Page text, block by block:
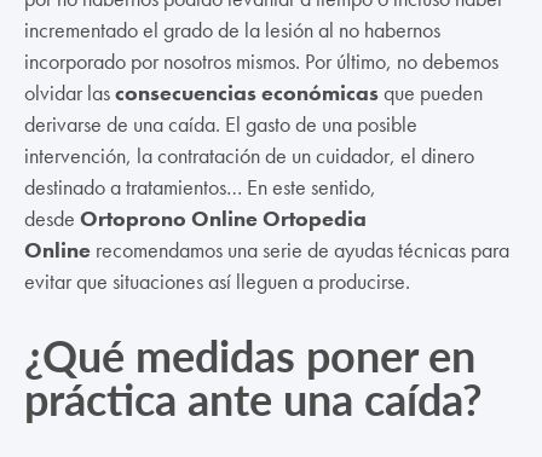
incrementado el grado de la lesión al no habernos
incorporado por nosotros mismos. Por último, no debemos
olvidar lasconsecuencias económicasque pueden
derivarse de una caída. El gasto de una posible
intervención, la contratación de un cuidador, el dinero
destinado a tratamientos… En este sentido,
desde Ortoprono Online Ortopedia
Online recomendamos una serie de ayudas técnicas para
evitar que situaciones así lleguen a producirse.
¿Qué medidas poner en
práctica ante una caída?